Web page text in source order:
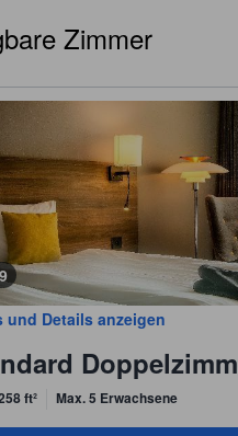
Zimmer
und Details anzeigen
ft² Max. 5 Erwachsene